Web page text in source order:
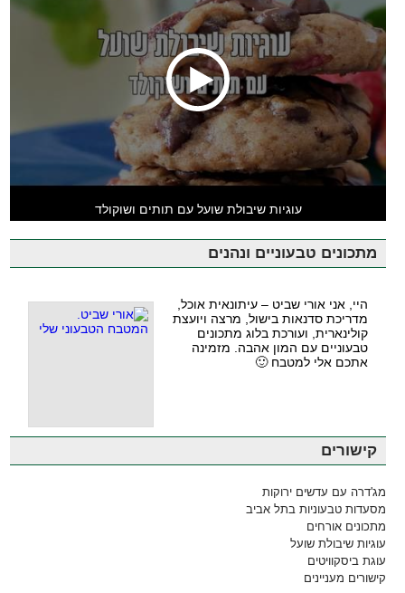
עוגיות שיבולת שועל עם תותים ושוקולד
מתכונים טבעוניים ונהנים
היי, אני אורי שביט – עיתונאית אוכל,
מדריכת סדנאות בישול, מרצה ויועצת
קולינארית, ועורכת בלוג מתכונים
טבעוניים עם המון אהבה. מזמינה
אתכם אלי למטבח 🙂
קישורים
מג'דרה עם עדשים ירוקות
מסעדות טבעוניות בתל אביב
מתכונים אורחים
עוגיות שיבולת שועל
עוגת ביסקוויטים
קישורים מעניינים